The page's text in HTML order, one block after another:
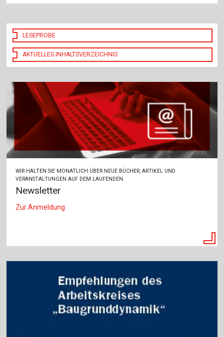
LESEPROBE
AKTUELLES INHALTSVERZEICHNIS
WIR HALTEN SIE MONATLICH ÜBER NEUE BÜCHER, ARTIKEL UND
VERANSTALTUNGEN AUF DEM LAUFENDEN.
Newsletter
Zur Anmeldung